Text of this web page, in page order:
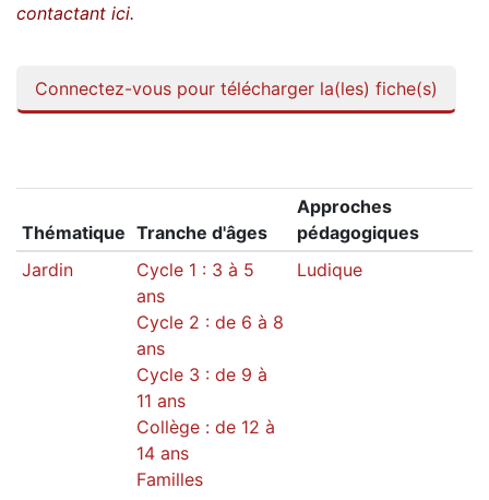
contactant ici.
Connectez-vous pour télécharger la(les) fiche(s)
Thématique Tranche d'âges
Approches
pédagogiques
Jardin
Cycle 1 : 3 à 5
ans
Cycle 2 : de 6 à 8
ans
Cycle 3 : de 9 à
11 ans
Collège : de 12 à
14 ans
Familles
Ludique